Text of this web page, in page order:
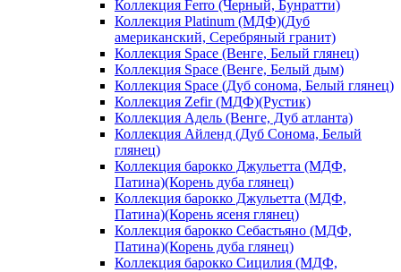
Коллекция Ferro (Черный, Бунратти)
Коллекция Platinum (МДФ)(Дуб
американский, Серебряный гранит)
Коллекция Space (Венге, Белый глянец)
Коллекция Space (Венге, Белый дым)
Коллекция Space (Дуб сонома, Белый глянец)
Коллекция Zefir (МДФ)(Рустик)
Коллекция Адель (Венге, Дуб атланта)
Коллекция Айленд (Дуб Сонома, Белый
глянец)
Коллекция барокко Джульетта (МДФ,
Патина)(Корень дуба глянец)
Коллекция барокко Джульетта (МДФ,
Патина)(Корень ясеня глянец)
Коллекция барокко Себастьяно (МДФ,
Патина)(Корень дуба глянец)
Коллекция барокко Сицилия (МДФ,